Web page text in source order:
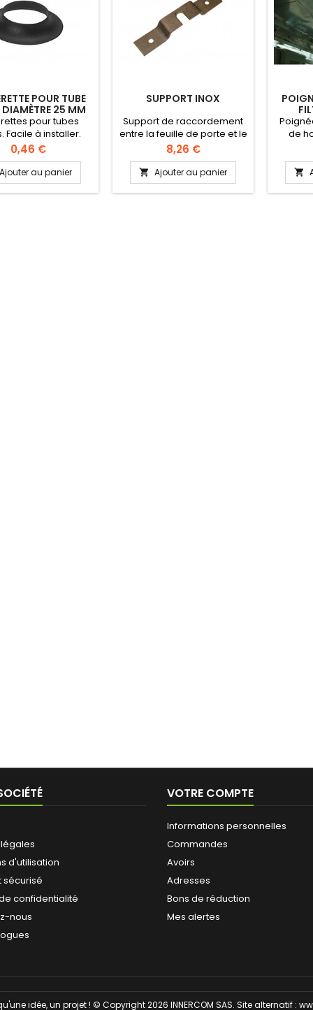
POUR TUBE
25 MM
pour tubes
Facile à installer.
UL Food Nylon 6
ronds diamètre
25 mm
Prix
0,46 €
Ajouter au panier
SUPPORT INOX
Support de raccordement
entre la feuille de porte et le
chariot.
Prix
8,26 €
 Ajouter au panier
de

d'utilisation
sécurisé
confidentialité
nous
VOTRE COMPTE
Informations personnelles
Commandes
Avoirs
Adresses
Bons de réduction
Mes alertes
idée, un projet ! © Copyright 2026 INNERCOM SAS. Site alternatif :